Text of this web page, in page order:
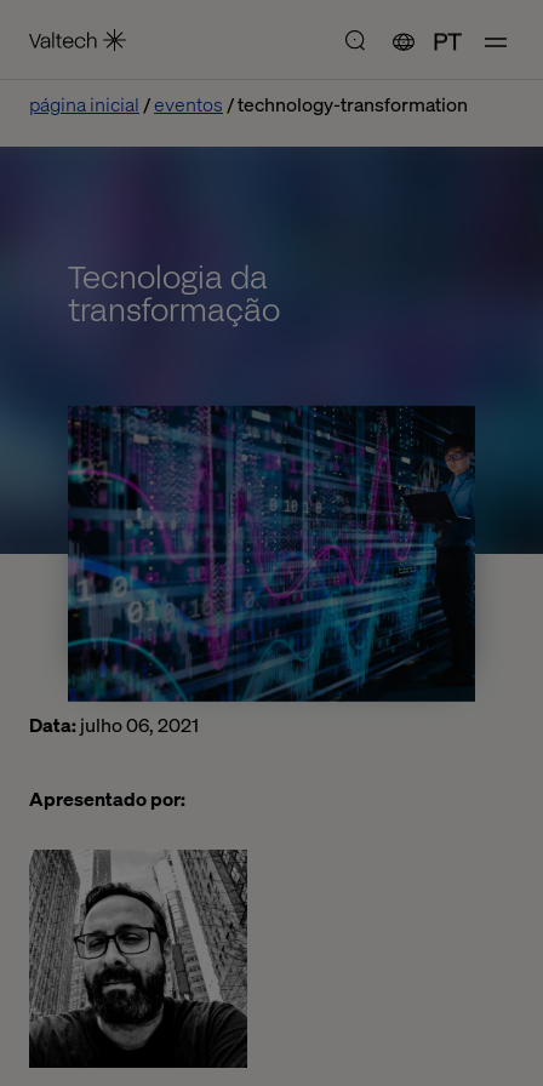
PT
página inicial eventos technology-transformation
Tecnologia da
transformação
Data:julho 06, 2021
Apresentado por: